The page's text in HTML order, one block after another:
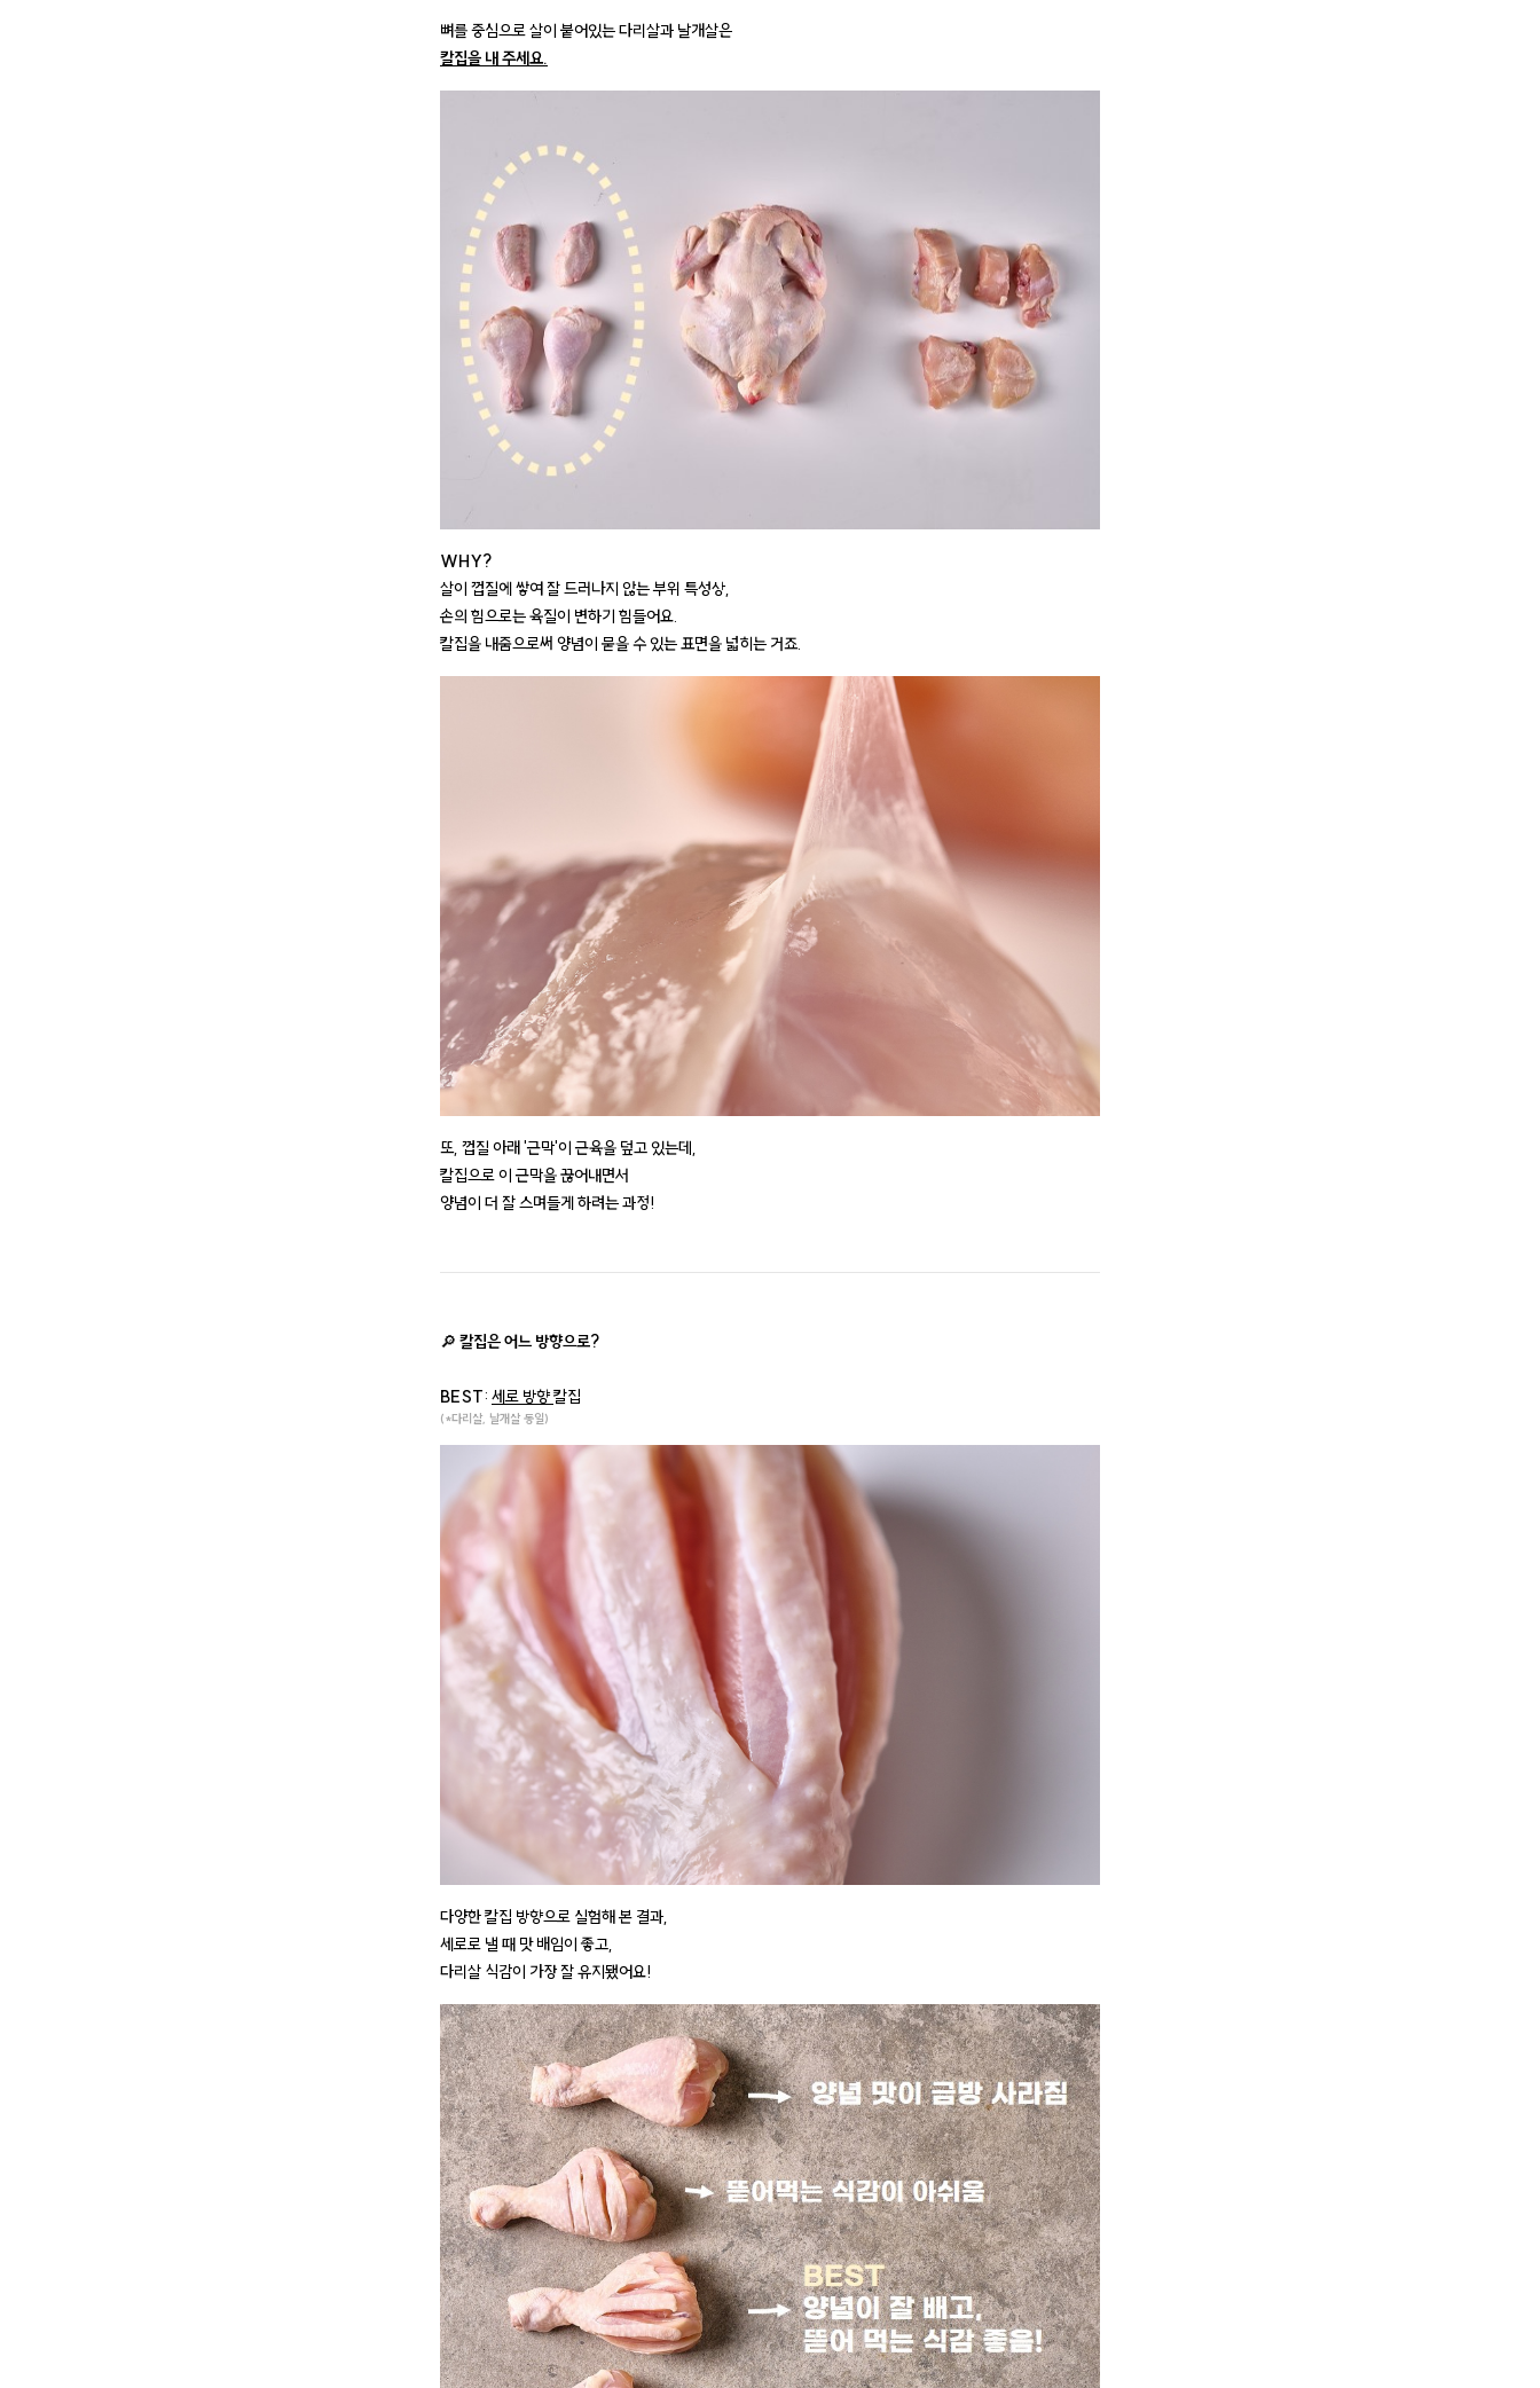
뼈를 중심으로 살이 붙어있는 다리살과 날개살은
칼집을 내 주세요.
WHY?
살이 껍질에 쌓여 잘 드러나지 않는 부위 특성상,
손의 힘으로는 육질이 변하기 힘들어요.
칼집을 내줌으로써 양념이 묻을 수 있는 표면을 넓히는 거죠.
또, 껍질 아래 '근막'이 근육을 덮고 있는데,
칼집으로 이 근막을 끊어내면서
양념이 더 잘 스며들게 하려는 과정!
🔎 칼집은 어느 방향으로?
BEST: 세로 방향칼집
(*다리살, 날개살 동일)
다양한 칼집 방향으로 실험해 본 결과,
세로로 낼 때 맛 배임이 좋고,
다리살 식감이 가장 잘 유지됐어요!